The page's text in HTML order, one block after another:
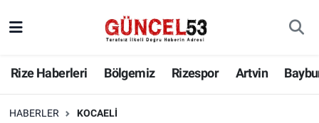
Rize Haberleri Bölgemiz Rizespor Artvin
HABERLER KOCAELI